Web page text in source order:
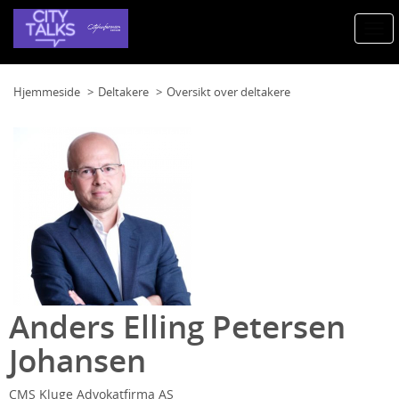
Hjemmeside Deltakere Oversikt over deltakere
Anders Elling Petersen
Johansen
CMS Kluge Advokatfirma AS